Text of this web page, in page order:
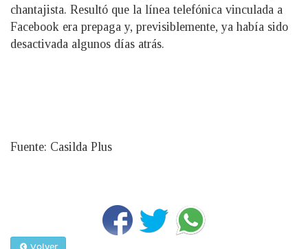
chantajista. Resultó que la línea telefónica vinculada a
Facebook era prepaga y, previsiblemente, ya había sido
desactivada algunos días atrás.
Fuente: Casilda Plus
Volver